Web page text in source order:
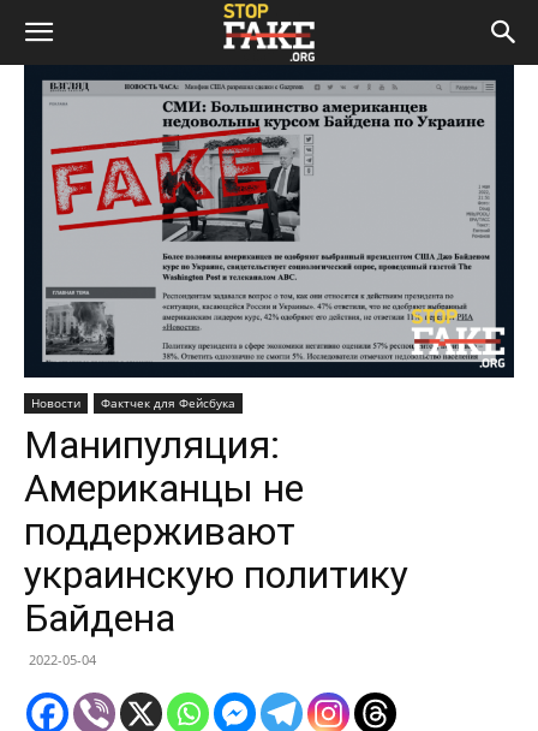
Новости Фактчек для Фейсбука
Манипуляция:
Американцы не
поддерживают
украинскую политику
Байдена
2022-05-04